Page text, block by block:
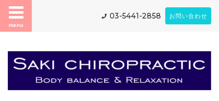
menu
03-5441-2858 お問い合わせ